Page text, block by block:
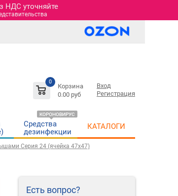
НДС уточняйте
0
Корзина
0.00 руб
Вход
Регистрация
Средства
дезинфекции
КОРОНОВИРУС
КАТАЛОГИ
Серия 24 (ячейка 47х47)
Есть вопрос?